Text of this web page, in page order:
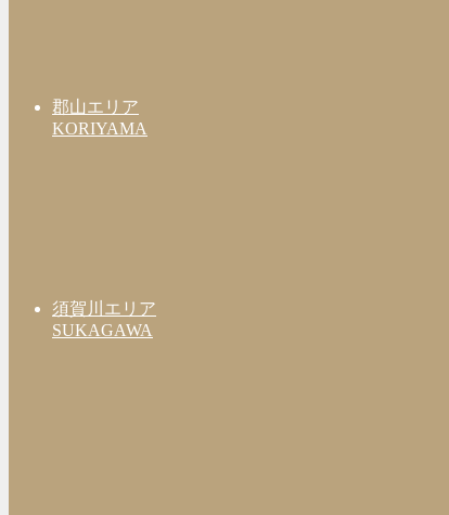
郡山エリア
KORIYAMA
須賀川エリア
SUKAGAWA